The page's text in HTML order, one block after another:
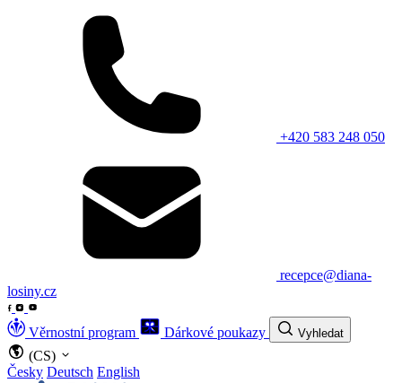
+420 583 248 050
recepce@diana-
losiny.cz
Věrnostní program Dárkové poukazy Vyhledat
(CS)
Česky Deutsch English